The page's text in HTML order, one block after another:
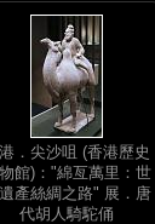
．尖沙咀 (香港歷史
館)："綿亙萬里：世
產絲綢之路" 展．唐
代胡人騎駝俑